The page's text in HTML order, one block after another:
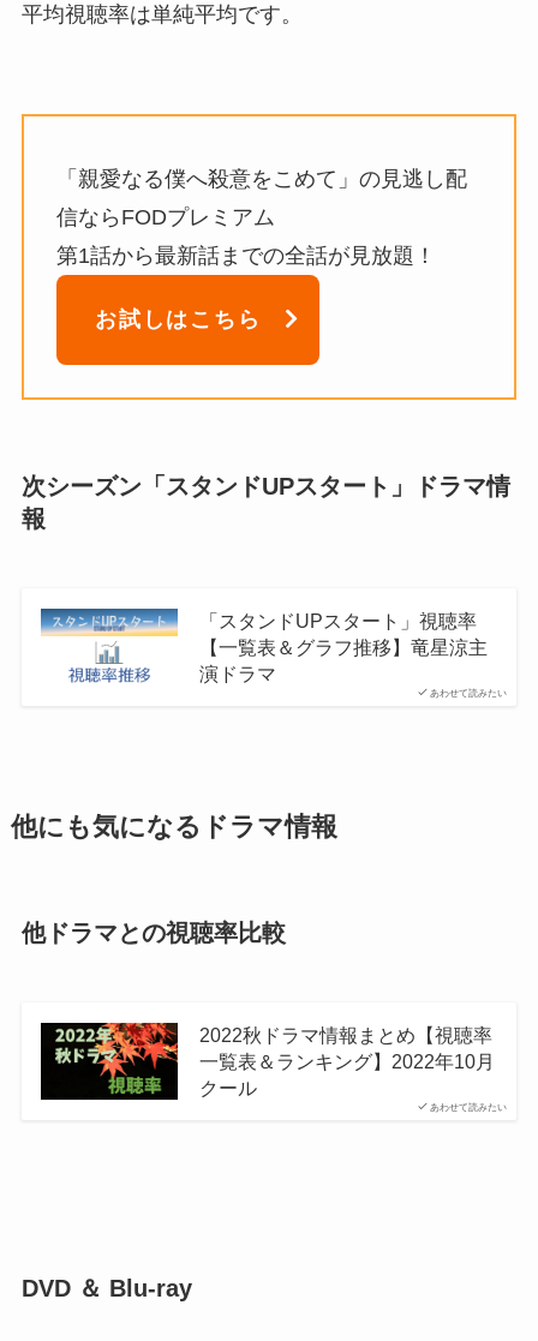
平均視聴率は単純平均です。
「親愛なる僕へ殺意をこめて」の見逃し配
信ならFODプレミアム
第1話から最新話までの全話が見放題！
お試しはこちら
次シーズン「スタンドUPスタート」ドラマ情
報
あわせて読みたい
「スタンドUPスタート」視聴率
【一覧表＆グラフ推移】竜星涼主
演ドラマ
他にも気になるドラマ情報
他ドラマとの視聴率比較
あわせて読みたい
2022秋ドラマ情報まとめ【視聴率
一覧表＆ランキング】2022年10月
クール
DVD ＆ Blu-ray